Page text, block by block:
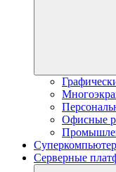
Офисные
Серверные